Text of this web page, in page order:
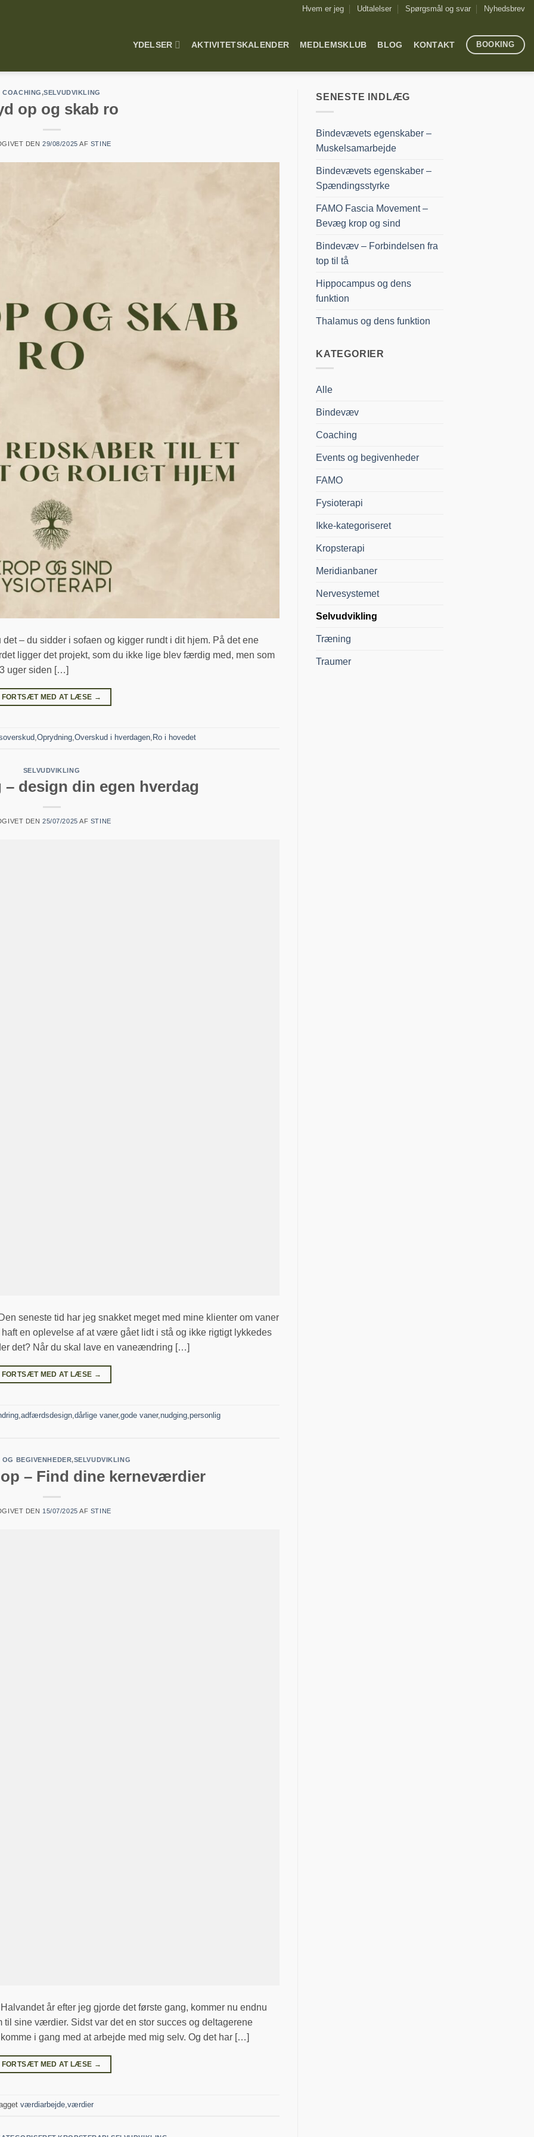
Hvem er jeg Udtalelser Spørgsmål og svar Nyhedsbrev
YDELSER AKTIVITETSKALENDER MEDLEMSKLUB BLOG KONTAKT BOOKING
COACHING,SELVUDVIKLING
op og skab ro
DEN29/08/2025 AF STINE
– du sidder i sofaen og kigger rundt i dit hjem. På det ene
ligger det projekt, som du ikke lige blev færdig med, men som
uger siden […]
FORTSÆT MED AT LÆSE →
Oprydning Overskud i hverdagen Ro i hovedet
SELVUDVIKLING
design din egen hverdag
DEN25/07/2025 AF STINE
seneste tid har jeg snakket meget med mine klienter om vaner
en oplevelse af at være gået lidt i stå og ikke rigtigt lykkedes
det? Når du skal lave en vaneændring […]
FORTSÆT MED AT LÆSE →
adfærdsdesign dårlige vaner, gode vaner, nudging personlig
OG BEGIVENHEDER,SELVUDVIKLING
– Find dine kerneværdier
DEN 15/07/2025 AF STINE
år efter jeg gjorde det første gang, kommer nu endnu
til sine værdier. Sidst var det en stor succes og deltagerene
i gang med at arbejde med mig selv. Og det har […]
FORTSÆT MED AT LÆSE →
værdiarbejde,værdier
SENESTE INDLÆG
Bindevævets egenskaber –
Muskelsamarbejde
Bindevævets egenskaber –
Spændingsstyrke
FAMO Fascia Movement –
Bevæg krop og sind
Bindevæv – Forbindelsen fra
top til tå
Hippocampus og dens
funktion
Thalamus og dens funktion
KATEGORIER
Alle
Bindevæv
Coaching
Events og begivenheder
FAMO
Fysioterapi
Ikke-kategoriseret
Kropsterapi
Meridianbaner
Nervesystemet
Selvudvikling
Træning
Traumer